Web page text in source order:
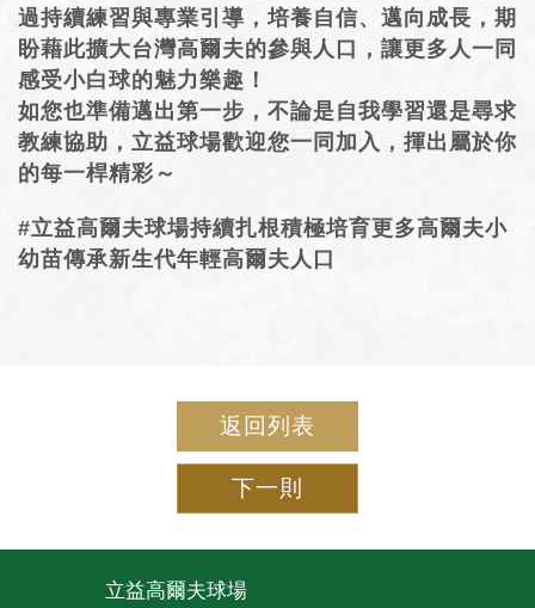
過持續練習與專業引導，培養自信、邁向成長，期
盼藉此擴大台灣高爾夫的參與人口，讓更多人一同
感受小白球的魅力樂趣！
如您也準備邁出第一步，不論是自我學習還是尋求
教練協助，立益球場歡迎您一同加入，揮出屬於你
的每一桿精彩～
#立益高爾夫球場持續扎根積極培育更多高爾夫小
幼苗傳承新生代年輕高爾夫人口
返回列表
下一則
立益高爾夫球場